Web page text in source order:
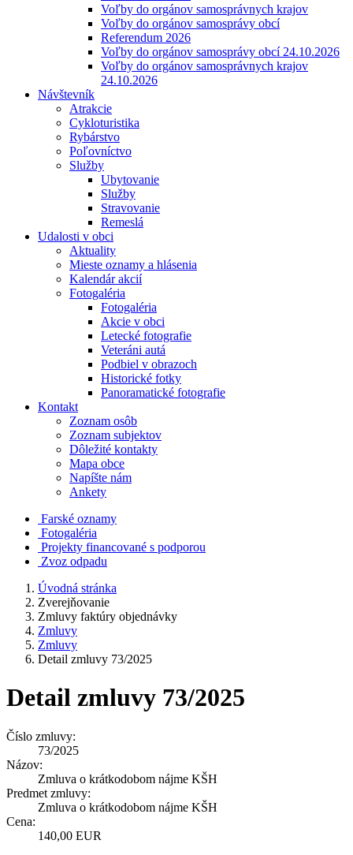
Voľby do orgánov samosprávnych krajov
Voľby do orgánov samosprávy obcí
Referendum 2026
Voľby do orgánov samosprávy obcí 24.10.2026
Voľby do orgánov samosprávnych krajov
24.10.2026
Návštevník
Atrakcie
Cykloturistika
Rybárstvo
Poľovníctvo
Služby
Ubytovanie
Služby
Stravovanie
Remeslá
Udalosti v obci
Aktuality
Mieste oznamy a hlásenia
Kalendár akcií
Fotogaléria
Fotogaléria
Akcie v obci
Letecké fotografie
Veteráni autá
Podbiel v obrazoch
Historické fotky
Panoramatické fotografie
Kontakt
Zoznam osôb
Zoznam subjektov
Dôležité kontakty
Mapa obce
Napíšte nám
Ankety
Farské oznamy
Fotogaléria
Projekty financované s podporou
Zvoz odpadu
Úvodná stránka
Zverejňovanie
Zmluvy faktúry objednávky
Zmluvy
Zmluvy
Detail zmluvy 73/2025
Detail zmluvy 73/2025
Číslo zmluvy:
73/2025
Názov:
Zmluva o krátkodobom nájme KŠH
Predmet zmluvy:
Zmluva o krátkodobom nájme KŠH
Cena:
140,00 EUR